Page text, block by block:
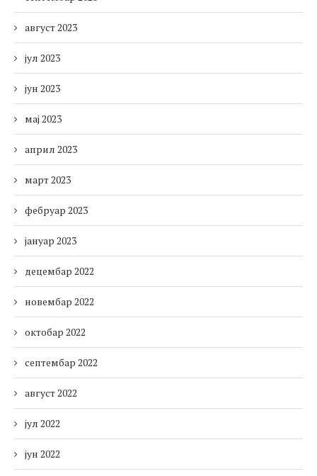
август 2023
јул 2023
јун 2023
мај 2023
април 2023
март 2023
фебруар 2023
јануар 2023
децембар 2022
новембар 2022
октобар 2022
септембар 2022
август 2022
јул 2022
јун 2022